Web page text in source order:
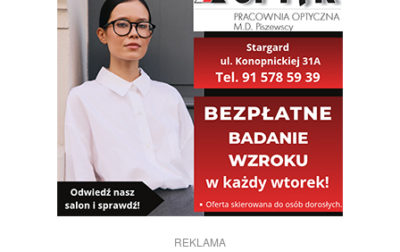
REKLAMA